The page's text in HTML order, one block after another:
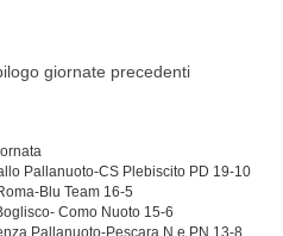
giornate precedenti
Pallanuoto-CS Plebiscito PD 19-10
Blu Team 16-5
Como Nuoto 15-6